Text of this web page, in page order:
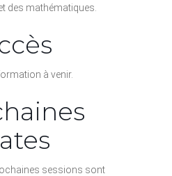
des mathématiques.
à venir.
sessions sont